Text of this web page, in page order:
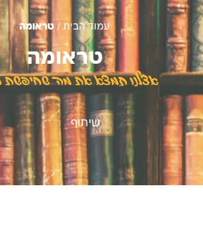
עמוד הבית/ טראומה
טראומה
אצלנו תמצא את מה שחיפשת